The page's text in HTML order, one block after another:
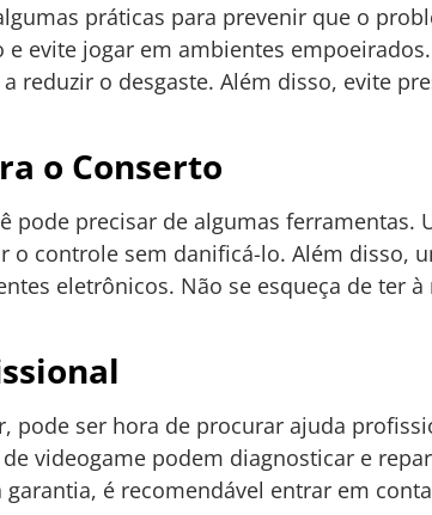
práticas para prevenir que o
evite jogar em ambientes
reduzir o desgaste. Além disso, evite
o Conserto
pode precisar de algumas ferramentas.
o controle sem danificá-lo. Além disso,
eletrônicos. Não se esqueça de ter à
pode ser hora de procurar ajuda
videogame podem diagnosticar e
é recomendável entrar em